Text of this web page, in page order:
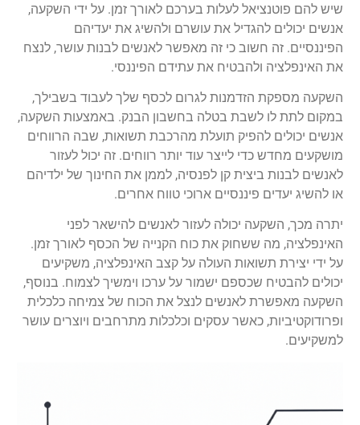
שיש להם פוטנציאל לעלות בערכם לאורך זמן. על ידי השקעה,
אנשים יכולים להגדיל את עושרם ולהשיג את יעדיהם
הפיננסיים. זה חשוב כי זה מאפשר לאנשים לבנות עושר, לנצח
את האינפלציה ולהבטיח את עתידם הפיננסי.
השקעה מספקת הזדמנות לגרום לכסף שלך לעבוד בשבילך,
במקום לתת לו לשבת בטלה בחשבון הבנק. באמצעות השקעה,
אנשים יכולים להפיק תועלת מהרכבת תשואות, שבה הרווחים
מושקעים מחדש כדי לייצר עוד יותר רווחים. זה יכול לעזור
לאנשים לבנות ביצית קן לפנסיה, לממן את החינוך של ילדיהם
או להשיג יעדים פיננסיים ארוכי טווח אחרים.
יתרה מכך, השקעה יכולה לעזור לאנשים להישאר לפני
האינפלציה, מה ששחוק את כוח הקנייה של הכסף לאורך זמן.
על ידי יצירת תשואות העולה על קצב האינפלציה, משקיעים
יכולים להבטיח שכספם ישמור על ערכו וימשיך לצמוח. בנוסף,
השקעה מאפשרת לאנשים לנצל את הכוח של צמיחה כלכלית
ופרודוקטיביות, כאשר עסקים וכלכלות מתרחבים ויוצרים עושר
למשקיעים.